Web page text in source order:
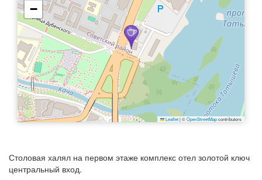
−
Leaflet|©OpenStreetMapcontributors
Столовая халял на первом этаже комплекс отел золотой ключ
центральный вход.